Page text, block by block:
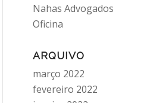
Nahas Advogados
Oficina
ARQUIVO
março 2022
fevereiro 2022